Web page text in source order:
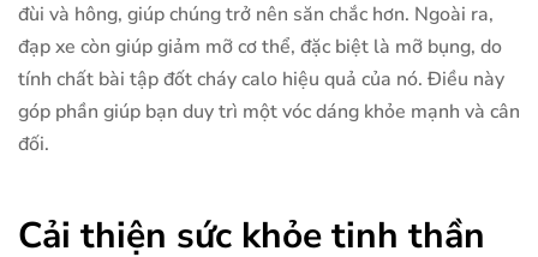
đùi và hông, giúp chúng trở nên săn chắc hơn. Ngoài ra,
đạp xe còn giúp giảm mỡ cơ thể, đặc biệt là mỡ bụng, do
tính chất bài tập đốt cháy calo hiệu quả của nó. Điều này
góp phần giúp bạn duy trì một vóc dáng khỏe mạnh và cân
đối.
Cải thiện sức khỏe tinh thần